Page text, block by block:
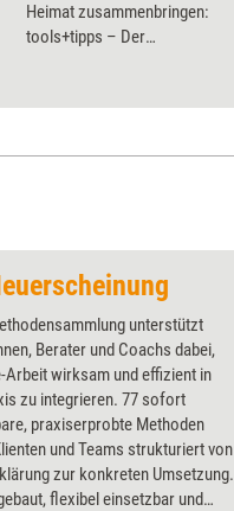
Heimat zusammenbringen:
tools+tipps – Der
ganz auf Präsenz und
unterstützt
Berater und Coachs dabei,
Arbeit wirksam und effizient in
zu integrieren. 77 sofort
praxiserprobte Methoden
und Teams strukturiert von
zur konkreten Umsetzung.
flexibel einsetzbar und